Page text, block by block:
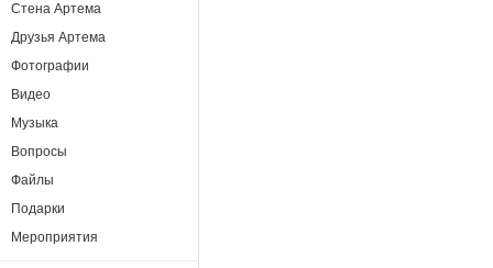
Стена Артема
Друзья Артема
Фотографии
Видео
Музыка
Вопросы
Файлы
Подарки
Мероприятия